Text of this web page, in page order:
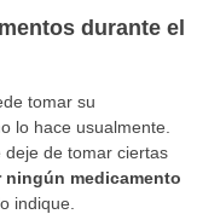
durante el
tomar su
lo hace usualmente.
de tomar ciertas
ningún medicamento
indique.